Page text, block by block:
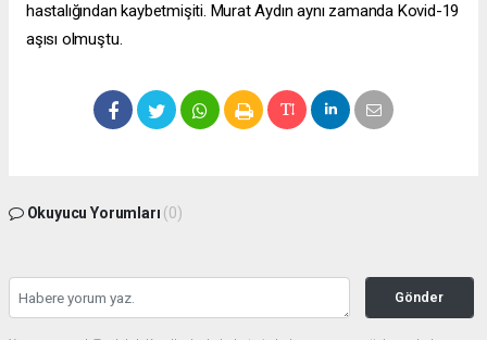
hastalığından kaybetmişiti. Murat Aydın aynı zamanda Kovid-19
aşısı olmuştu.
Okuyucu Yorumları (0)
Gönder